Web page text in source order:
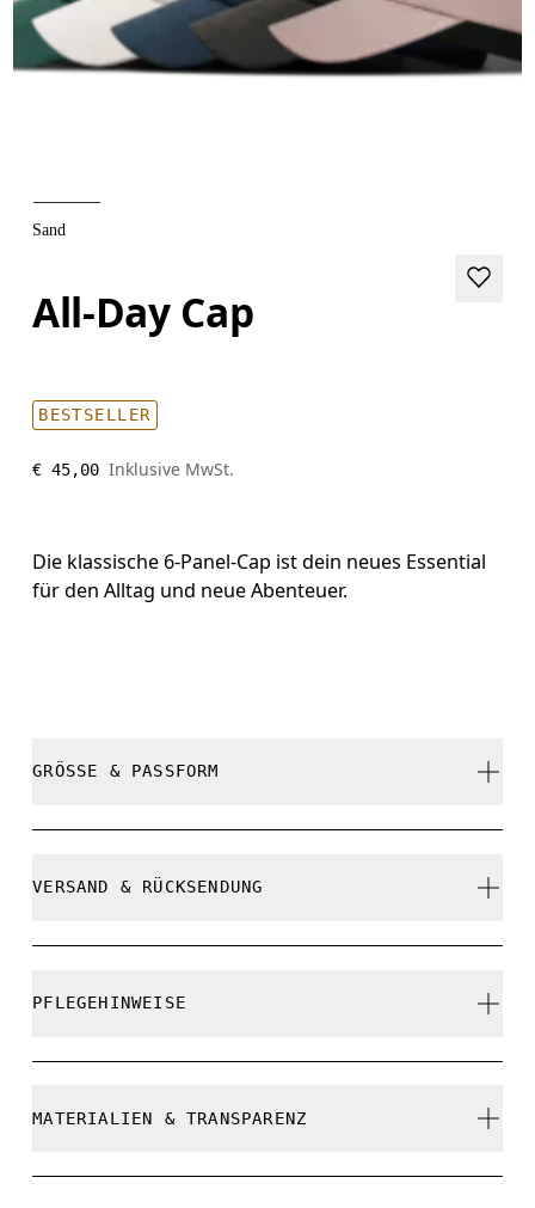
Sand
All-Day Cap
BESTSELLER
€ 45,00 Inklusive MwSt.
Die klassische 6-Panel-Cap ist dein neues Essential
für den Alltag und neue Abenteuer.
GRÖSSE & PASSFORM
Zentimeter Inches
Deine Körpermasse in Zentimeter
GRÖSSENTABELLE - KAPPEN
VERSAND & RÜCKSENDUNG
Limited-Edition-Artikel, Sonderfarben oder Letzte-
PFLEGEHINWEISE
MATERIALIEN & TRANSPARENZ